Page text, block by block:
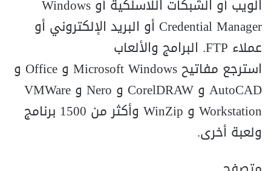
الويب أو الشبكات اللاسلكية أو Windows
Credential Manager أو البريد الإلكتروني أو
عملاء FTP. البرامج والألعاب
استرجع مفاتيح Microsoft Windows و Office و
AutoCAD و CorelDRAW و Nero و VMWare
Workstation و WinZip وأكثر من 1500 برنامج
ولعبة أخرى.